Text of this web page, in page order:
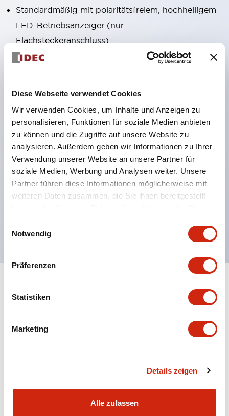
Diese Webseite verwendet Cookies
Wir verwenden Cookies, um Inhalte und Anzeigen zu
personalisieren, Funktionen für soziale Medien anbieten
zu können und die Zugriffe auf unsere Website zu
analysieren. Außerdem geben wir Informationen zu Ihrer
Verwendung unserer Website an unsere Partner für
soziale Medien, Werbung und Analysen weiter. Unsere
Partner führen diese Informationen möglicherweise mit
weiteren Daten zusammen, die Sie ihnen bereitgestellt
haben oder die sie im Rahmen Ihrer Nutzung der Dienste
Notwendig
Präferenzen
Statistiken
Marketing
Details zeigen
Alle zulassen
Standardmäßig mit polaritätsfreiem, hochhelligem
LED-Betriebsanzeiger (nur
Flachsteckeranschluss).
Verfügbar als RoHS-konformes Modell.
Mechanischer Indikator zur Bestätigung des
Ausgestattet mit farbigem Rasthebel zur
Unterscheidung von AC- und DC-Spulen.
Eingesetztes Beschriftungsfeld (gelb). Auch vier
weitere Farben zur Auswahl.
Maximale Kontaktkapazität: RU2-Typ 10A, RU4-
Typ 6A, RU42-Typ 3A.
UL-, CSA-, c-UL-Zertifizierung, entspricht EN-
Alle erweitern+
Kataloge & Broschüren